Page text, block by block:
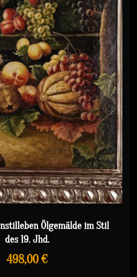
Ölgemälde im Stil
des 19. Jhd.
498,00 €